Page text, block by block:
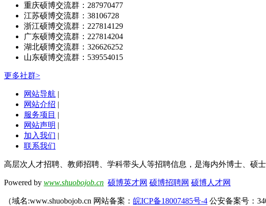
重庆硕博交流群：287970477
江苏硕博交流群：38106728
浙江硕博交流群：227814129
广东硕博交流群：227814204
湖北硕博交流群：326626252
山东硕博交流群：539554015
更多社群>
网站导航 |
网站介绍 |
服务项目 |
网站声明 |
加入我们 |
联系我们
高层次人才招聘、教师招聘、学科带头人等招聘信息，是海内外博士、硕
Powered by www.shuobojob.cn 硕博英才网 硕博招聘网 硕博人才网
（域名:www.shuobojob.cn 网站备案： 皖ICP备18007485号-4 公安备案号：